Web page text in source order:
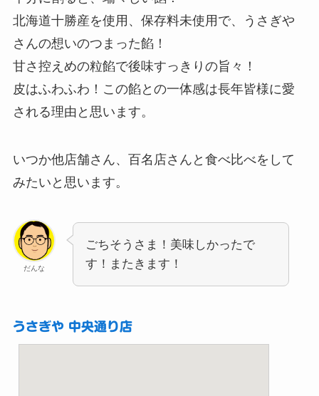
北海道十勝産を使用、保存料未使用で、うさぎや
さんの想いのつまった餡！
甘さ控えめの粒餡で後味すっきりの旨々！
皮はふわふわ！この餡との一体感は長年皆様に愛
される理由と思います。
いつか他店舗さん、百名店さんと食べ比べをして
みたいと思います。
だんな
ごちそうさま！美味しかったで
す！またきます！
うさぎや 中央通り店